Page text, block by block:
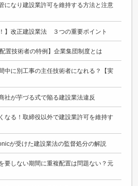
になり建設業許可を維持する方法と注意
】改正建設業法 ３つの重要ポイント
置技術者の特例】企業集団制度とは
中に別工事の主任技術者になれる？【実
社が芋づる式で陥る建設業法違反
なる！取締役以外で建設業許可を維持す
が受けた建設業法の監督処分の解説
要しない期間に重複配置は問題ない？元